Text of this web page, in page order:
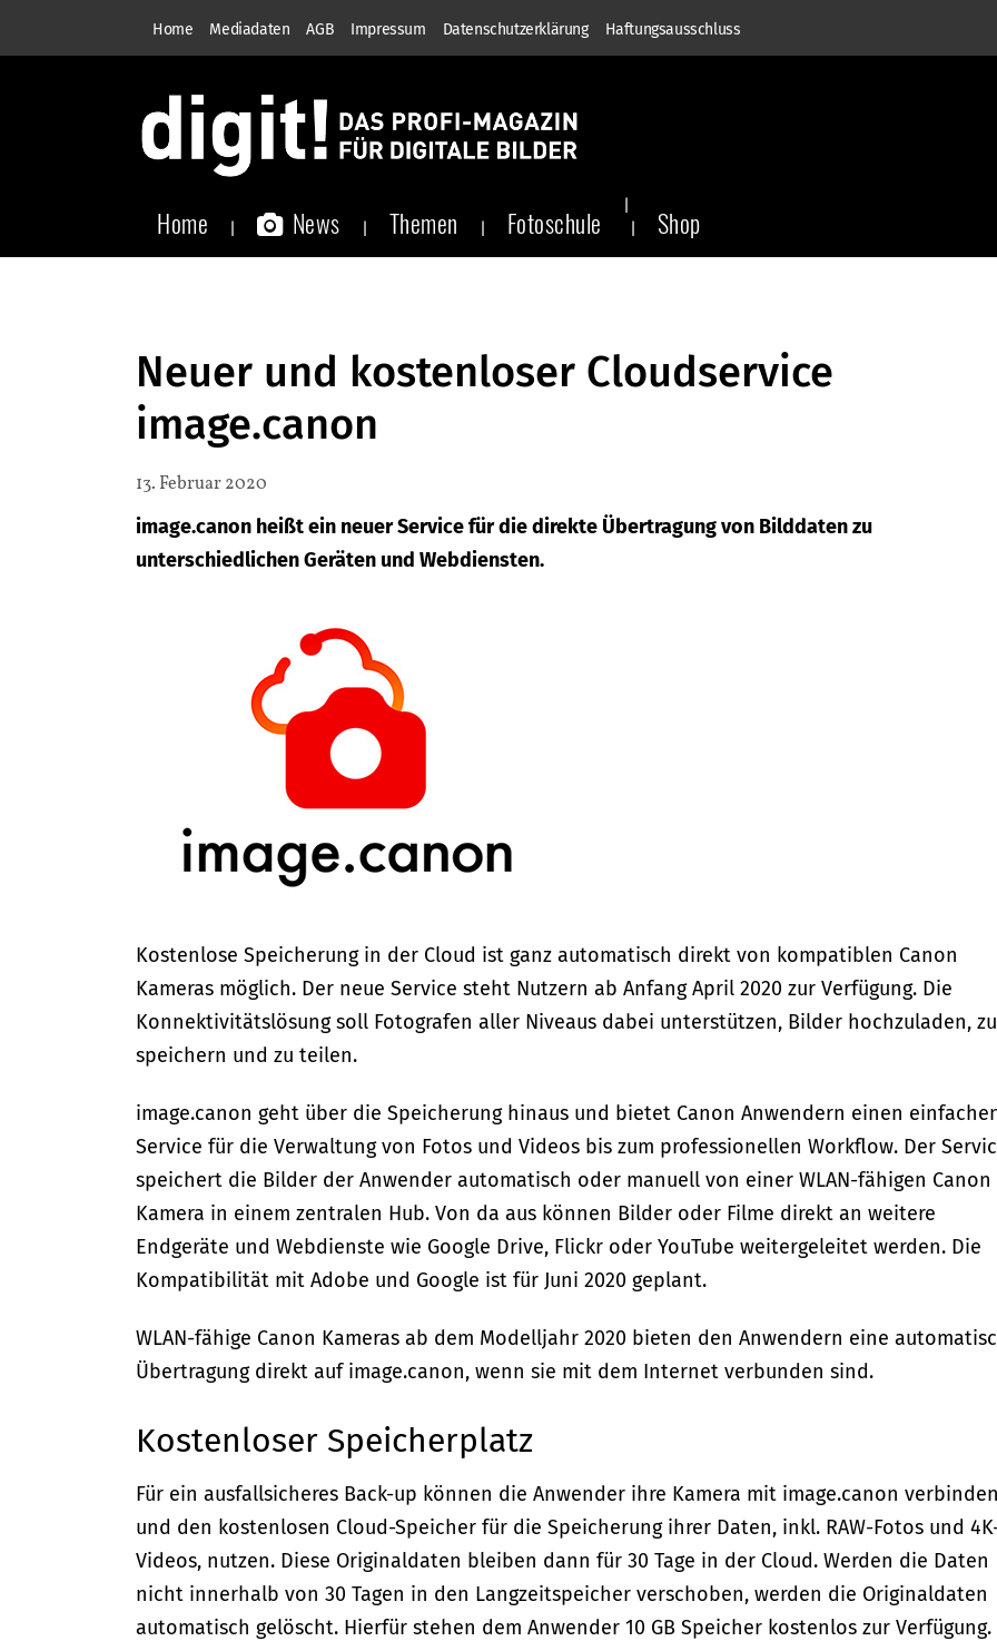
Home Mediadaten AGB Impressum Datenschutzerklärung Haftungsausschluss
Home News Themen Fotoschule Shop
Neuer und kostenloser Cloudservice
image.canon
13. Februar 2020
image.canon heißt ein neuer Service für die direkte Übertragung von Bilddaten zu
unterschiedlichen Geräten und Webdiensten.
Kostenlose Speicherung in der Cloud ist ganz automatisch direkt von kompatiblen Canon
Kameras möglich. Der neue Service steht Nutzern ab Anfang April 2020 zur Verfügung. Die
Konnektivitätslösung soll Fotografen aller Niveaus dabei unterstützen, Bilder hochzuladen, zu
speichern und zu teilen.
image.canon geht über die Speicherung hinaus und bietet Canon Anwendern einen
Service für die Verwaltung von Fotos und Videos bis zum professionellen Workflow. Der
speichert die Bilder der Anwender automatisch oder manuell von einer WLAN-fähigen Canon
Kamera in einem zentralen Hub. Von da aus können Bilder oder Filme direkt an weitere
Endgeräte und Webdienste wie Google Drive, Flickr oder YouTube weitergeleitet werden. Die
Kompatibilität mit Adobe und Google ist für Juni 2020 geplant.
WLAN-fähige Canon Kameras ab dem Modelljahr 2020 bieten den Anwendern eine
Übertragung direkt auf image.canon, wenn sie mit dem Internet verbunden sind.
Kostenloser Speicherplatz
Für ein ausfallsicheres Back-up können die Anwender ihre Kamera mit image.canon verbinden
und den kostenlosen Cloud-Speicher für die Speicherung ihrer Daten, inkl. RAW-Fotos und
Videos, nutzen. Diese Originaldaten bleiben dann für 30 Tage in der Cloud. Werden die Daten
nicht innerhalb von 30 Tagen in den Langzeitspeicher verschoben, werden die Originaldaten
automatisch gelöscht. Hierfür stehen dem Anwender 10 GB Speicher kostenlos zur Verfügung.